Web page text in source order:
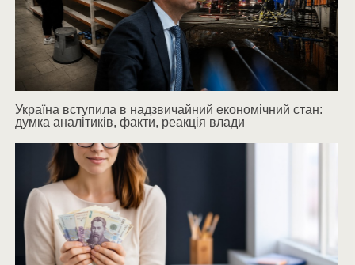
Україна вступила в надзвичайний економічний стан:
думка аналітиків, факти, реакція влади